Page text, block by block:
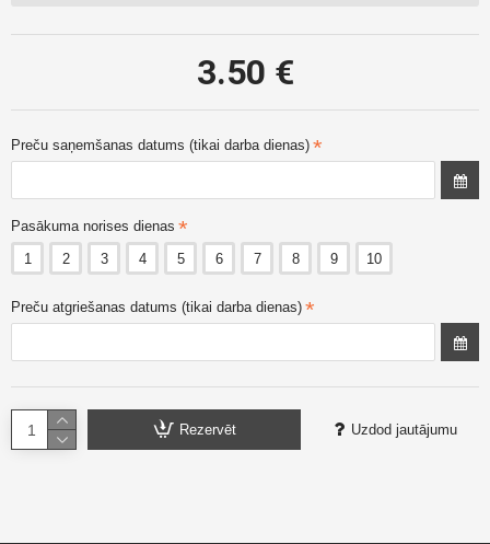
3.50 €
Preču saņemšanas datums (tikai darba dienas)
Pasākuma norises dienas
1
2 3 4 5 6 7 8 9 10
Preču atgriešanas datums (tikai darba dienas)
Rezervēt Uzdod jautājumu